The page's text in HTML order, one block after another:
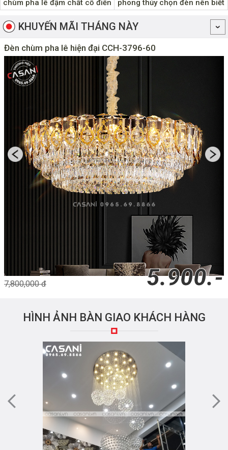
chùm pha lê đậm chất cổ điển
phong thủy chọn đèn nên biết
KHUYẾN MÃI THÁNG NÀY
Đèn chùm pha lê hiện đại CCH-3796-60
7,800,000 đ 5.900.-
HÌNH ẢNH BÀN GIAO KHÁCH HÀNG